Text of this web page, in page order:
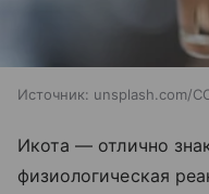
Источник: unsplash.com/
Икота — отлично
физиологическая